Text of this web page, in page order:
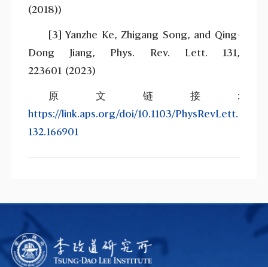
(2018))
[3] Yanzhe Ke, Zhigang Song, and Qing-
Dong Jiang, Phys. Rev. Lett. 131,
223601 (2023)
原文链接:
https://link.aps.org/doi/10.1103/PhysRevLett.
132.166901